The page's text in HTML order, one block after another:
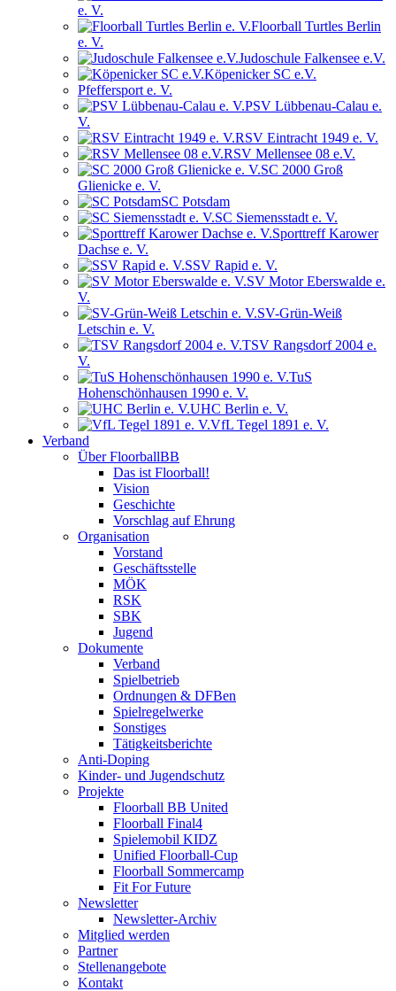
e. V.
Floorball Turtles Berlin
e. V.
Judoschule Falkensee e.V.
Köpenicker SC e.V.
Pfeffersport e. V.
PSV Lübbenau-Calau e.
V.
RSV Eintracht 1949 e. V.
RSV Mellensee 08 e.V.
SC 2000 Groß
Glienicke e. V.
SC Potsdam
SC Siemensstadt e. V.
Sporttreff Karower
Dachse e. V.
SSV Rapid e. V.
SV Motor Eberswalde e.
V.
SV-Grün-Weiß
Letschin e. V.
TSV Rangsdorf 2004 e.
V.
TuS
Hohenschönhausen 1990 e. V.
UHC Berlin e. V.
VfL Tegel 1891 e. V.
Verband
Über FloorballBB
Das ist Floorball!
Vision
Geschichte
Vorschlag auf Ehrung
Organisation
Vorstand
Geschäftsstelle
MÖK
RSK
SBK
Jugend
Dokumente
Verband
Spielbetrieb
Ordnungen & DFBen
Spielregelwerke
Sonstiges
Tätigkeitsberichte
Anti-Doping
Kinder- und Jugendschutz
Projekte
Floorball BB United
Floorball Final4
Spielemobil KIDZ
Unified Floorball-Cup
Floorball Sommercamp
Fit For Future
Newsletter
Newsletter-Archiv
Mitglied werden
Partner
Stellenangebote
Kontakt